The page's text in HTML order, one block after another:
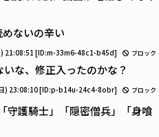
ないの辛い
21:08:51 [ID:m-33m6-48c1-b45d] ブロック
な、修正入ったのかな？
) 23:08:10[ID:p-b14u-24c4-8obr] ブロック
守護騎士」「隠密僧兵」「身喰